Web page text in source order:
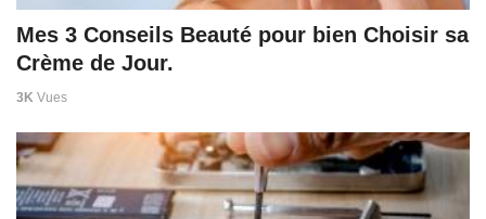
Mes 3 Conseils Beauté pour bien Choisir sa
Crème de Jour.
3K Vues